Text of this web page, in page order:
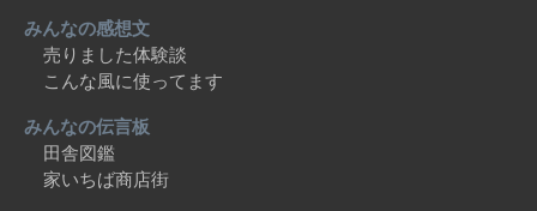
みんなの感想文
売りました体験談
こんな風に使ってます
みんなの伝言板
田舎図鑑
家いちば商店街